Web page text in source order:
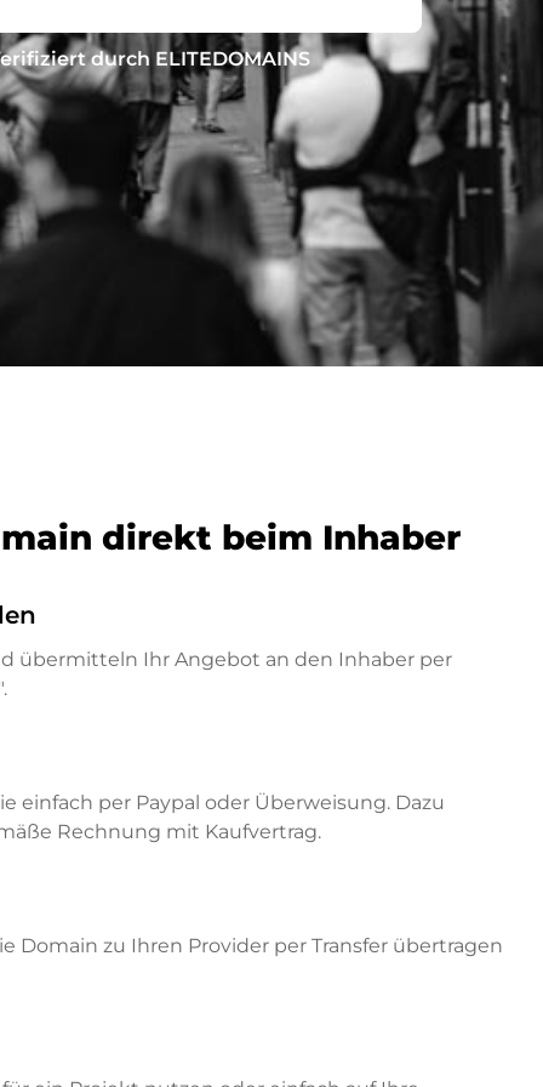
durch ELITEDOMAINS
direkt beim Inhaber
übermitteln Ihr Angebot an den Inhaber per
einfach per Paypal oder Überweisung. Dazu
Rechnung mit Kaufvertrag.
Domain zu Ihren Provider per Transfer übertragen